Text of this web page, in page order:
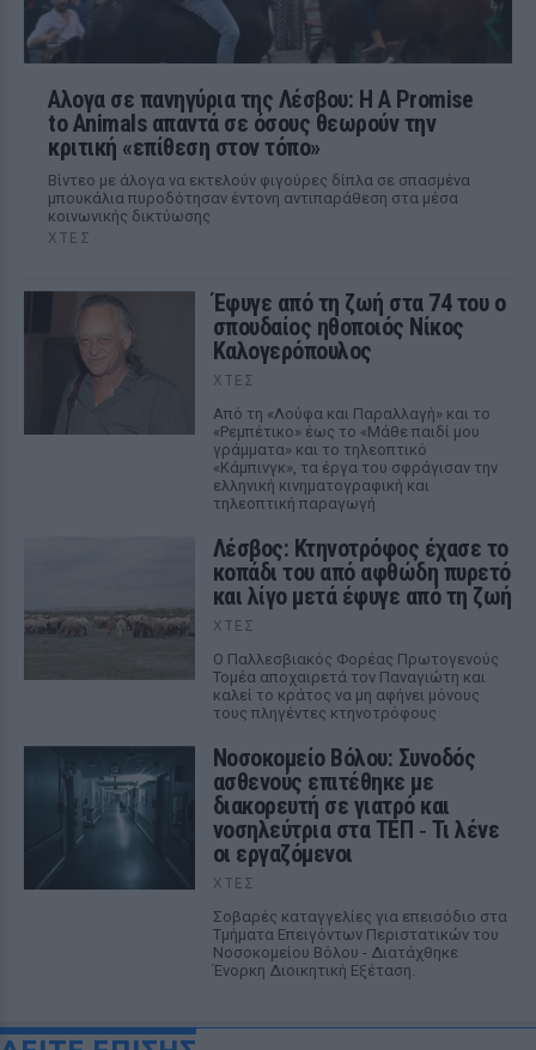
Αλογα σε πανηγύρια της Λέσβου: Η A Promise
to Animals απαντά σε όσους θεωρούν την
κριτική «επίθεση στον τόπο»
Βίντεο με άλογα να εκτελούν φιγούρες δίπλα σε σπασμένα
μπουκάλια πυροδότησαν έντονη αντιπαράθεση στα μέσα
κοινωνικής δικτύωσης
ΧΤΕΣ
Έφυγε από τη ζωή στα 74 του ο
σπουδαίος ηθοποιός Νίκος
Καλογερόπουλος
ΧΤΕΣ
Από τη «Λούφα και Παραλλαγή» και το
«Ρεμπέτικο» έως το «Μάθε παιδί μου
γράμματα» και το τηλεοπτικό
«Κάμπινγκ», τα έργα του σφράγισαν την
ελληνική κινηματογραφική και
τηλεοπτική παραγωγή
Λέσβος: Κτηνοτρόφος έχασε το
κοπάδι του από αφθώδη πυρετό
και λίγο μετά έφυγε από τη ζωή
ΧΤΕΣ
Ο Παλλεσβιακός Φορέας Πρωτογενούς
Τομέα αποχαιρετά τον Παναγιώτη και
καλεί το κράτος να μη αφήνει μόνους
τους πληγέντες κτηνοτρόφους
Νοσοκομείο Βόλου: Συνοδός
ασθενούς επιτέθηκε με
διακορευτή σε γιατρό και
νοσηλεύτρια στα ΤΕΠ ‑ Τι λένε
οι εργαζόμενοι
ΧΤΕΣ
Σοβαρές καταγγελίες για επεισόδιο στα
Τμήματα Επειγόντων Περιστατικών του
Νοσοκομείου Βόλου - Διατάχθηκε
Ένορκη Διοικητική Εξέταση.